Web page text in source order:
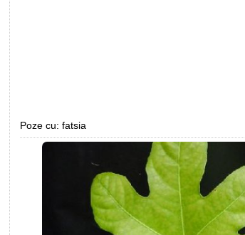
Poze cu: fatsia